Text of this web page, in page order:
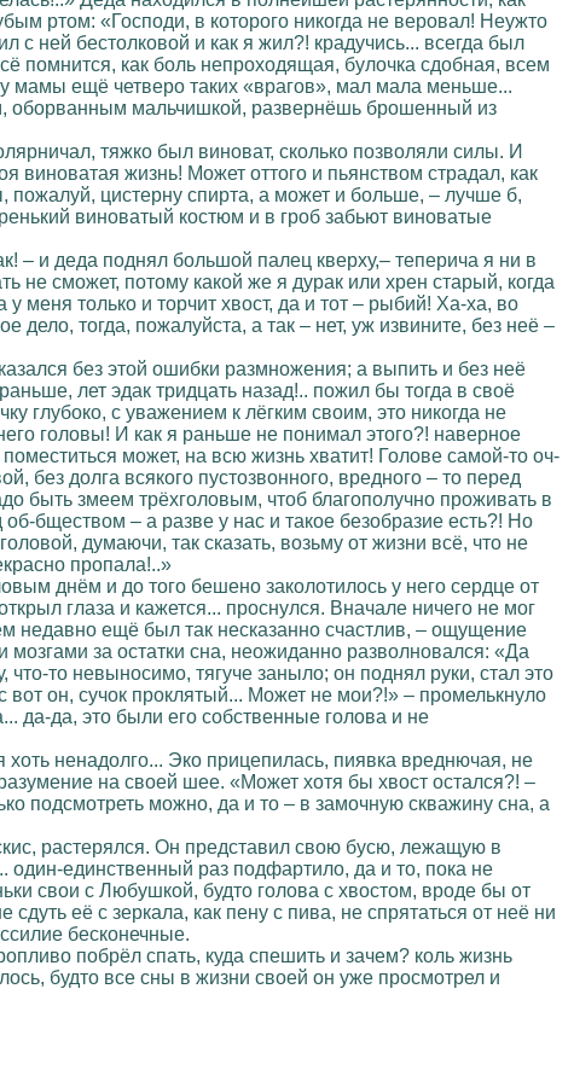
ртом: «Господи, в которого никогда не веровал! Неужто
ней бестолковой и как я жил?! крадучись... всегда был
помнится, как боль непроходящая, булочка сдобная, всем
мамы ещё четверо таких «врагов», мал мала меньше...
оборванным мальчишкой, развернёшь брошенный из
тяжко был виноват, сколько позволяли силы. И
виноватая жизнь! Может оттого и пьянством страдал, как
цистерну спирта, а может и больше, – лучше б,
виноватый костюм и в гроб забьют виноватые
– и деда поднял большой палец кверху,– теперича я ни в
не сможет, потому какой же я дурак или хрен старый, когда
меня только и торчит хвост, да и тот – рыбий! Ха-ха, во
дело, тогда, пожалуйста, а так – нет, уж извините, без неё –
без этой ошибки размножения; а выпить и без неё
лет эдак тридцать назад!.. пожил бы тогда в своё
глубоко, с уважением к лёгким своим, это никогда не
головы! И как я раньше не понимал этого?! наверное
может, на всю жизнь хватит! Голове самой-то оч-
без долга всякого пустозвонного, вредного – то перед
быть змеем трёхголовым, чтоб благополучно проживать в
бществом – а разве у нас и такое безобразие есть?! Но
думаючи, так сказать, возьму от жизни всё, что не
пропала!..»
днём и до того бешено заколотилось у него сердце от
глаза и кажется... проснулся. Вначале ничего не мог
недавно ещё был так несказанно счастлив, – ощущение
мозгами за остатки сна, неожиданно разволновался: «Да
то невыносимо, тягуче заныло; он поднял руки, стал это
вот он, сучок проклятый... Может не мои?!» – промелькнуло
да-да, это были его собственные голова и не
ненадолго... Эко прицепилась, пиявка вреднючая, не
на своей шее. «Может хотя бы хвост остался?! –
подсмотреть можно, да и то – в замочную скважину сна, а
растерялся. Он представил свою бусю, лежащую в
один-единственный раз подфартило, да и то, пока не
свои с Любушкой, будто голова с хвостом, вроде бы от
её с зеркала, как пену с пива, не спрятаться от неё ни
бесконечные.
побрёл спать, куда спешить и зачем? коль жизнь
будто все сны в жизни своей он уже просмотрел и